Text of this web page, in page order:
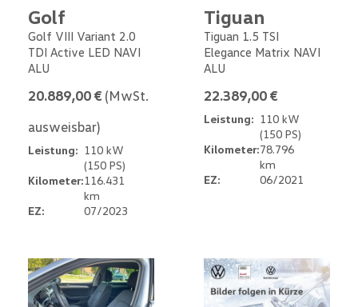
Golf
Golf VIII Variant 2.0
TDI Active LED NAVI
ALU
20.889,00 € (MwSt.
ausweisbar)
Leistung: 110 kW
(150 PS)
Kilometer:116.431
km
EZ:
07/2023
Tiguan
Tiguan 1.5 TSI
Elegance Matrix NAVI
ALU
22.389,00 €
Leistung: 110 kW
(150 PS)
Kilometer:78.796
km
EZ:
06/2021